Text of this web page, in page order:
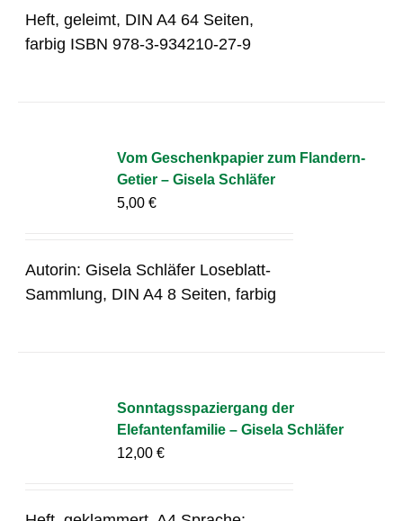
Heft, geleimt, DIN A4 64 Seiten,
farbig ISBN 978-3-934210-27-9
Vom Geschenkpapier zum Flandern-
Getier – Gisela Schläfer
5,00€
Autorin: Gisela Schläfer Loseblatt-
Sammlung, DIN A4 8 Seiten, farbig
Sonntagsspaziergang der
Elefantenfamilie – Gisela Schläfer
12,00€